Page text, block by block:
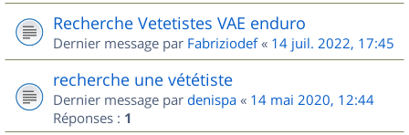
Recherche Vetetistes VAE enduro
Dernier message par Fabriziodef« 14 juil. 2022, 17:45
recherche une vététiste
Dernier message par denispa « 14 mai 2020, 12:44
Réponses : 1